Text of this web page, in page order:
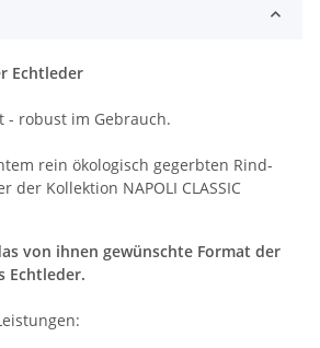
Echtleder
- robust im Gebrauch.
rein ökologisch gegerbten Rind-
der Kollektion NAPOLI CLASSIC
von ihnen gewünschte Format der
Echtleder.